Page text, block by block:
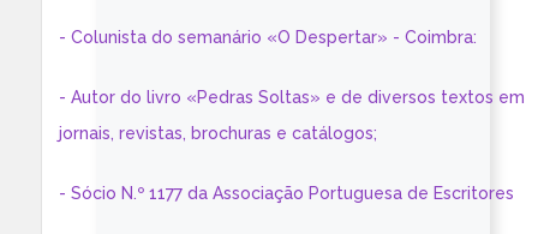
- Colunista do semanário «O Despertar» - Coimbra:
- Autor do livro «Pedras Soltas» e de diversos textos em
jornais, revistas, brochuras e catálogos;
- Sócio N.º 1177 da Associação Portuguesa de Escritores